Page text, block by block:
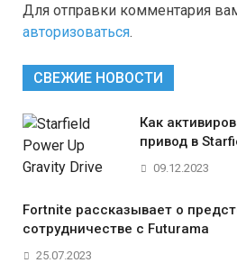
Для отправки комментария
авторизоваться.
СВЕЖИЕ НОВОСТИ
Как
привод в
09.12.2023
Fortnite рассказывает о
сотрудничестве с Futurama
25.07.2023